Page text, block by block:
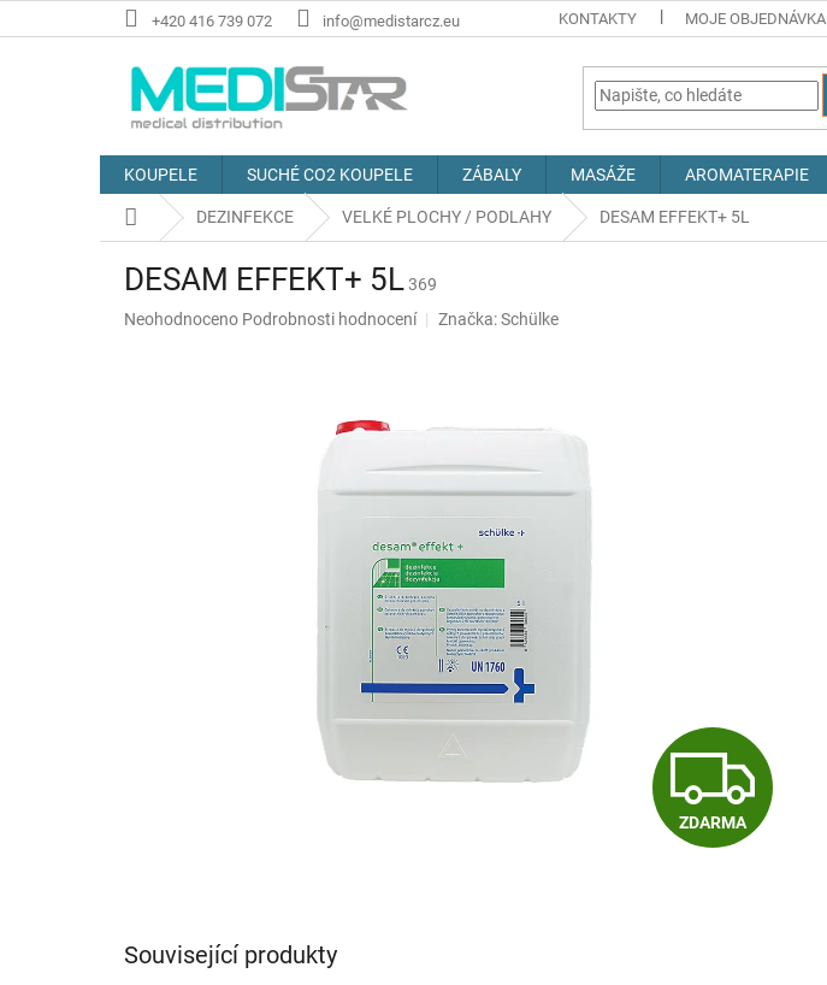
na
+420 416 739 072 info@medistarcz.eu KONTAKTY MOJE OBJEDNÁVKA
KOUPELE SUCHÉ CO2 KOUPELE ZÁBALY MASÁŽE AROMATERAPIE
Domů DEZINFEKCE VELKÉ PLOCHY / PODLAHY DESAM EFFEKT+ 5L
DESAM EFFEKT+ 5L369
Průměrné
Neohodnoceno Podrobnosti hodnocení Značka:Schülke
Z
D
ZDARMA
Související produkty